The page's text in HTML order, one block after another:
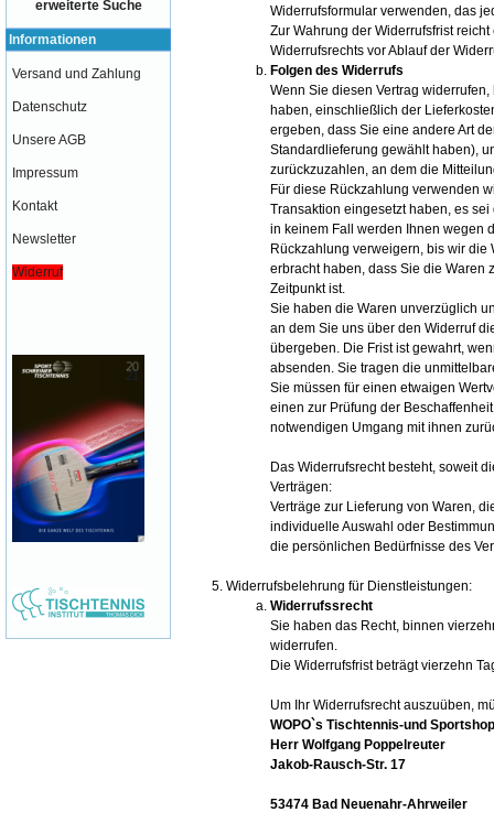
Widerrufsformular verwenden, das
Zur Wahrung der Widerrufsfrist
Widerrufsrechts vor Ablauf der
Folgen des Widerrufs
Wenn Sie diesen Vertrag
haben, einschließlich der
ergeben, dass Sie eine andere Art
Standardlieferung gewählt haben),
zurückzuzahlen, an dem die
Für diese Rückzahlung verwenden
Transaktion eingesetzt haben, es
in keinem Fall werden Ihnen wegen
Rückzahlung verweigern, bis wir
erbracht haben, dass Sie die Waren
Zeitpunkt ist.
Sie haben die Waren unverzüglich
an dem Sie uns über den Widerruf
übergeben. Die Frist ist gewahrt,
absenden. Sie tragen die
Sie müssen für einen etwaigen
einen zur Prüfung der
notwendigen Umgang mit ihnen
Das Widerrufsrecht besteht, soweit
Verträgen:
Verträge zur Lieferung von Waren,
individuelle Auswahl oder
die persönlichen Bedürfnisse des
Widerrufsbelehrung für Dienstleistungen:
Widerrufssrecht
Sie haben das Recht, binnen
widerrufen.
Die Widerrufsfrist beträgt vierzehn
Um Ihr Widerrufsrecht auszuüben,
WOPO`s Tischtennis-und Sportshop
Herr Wolfgang Poppelreuter
Jakob-Rausch-Str. 17
53474 Bad Neuenahr-Ahrweiler
erweiterte Suche
Informationen
Versand und Zahlung
Datenschutz
Unsere AGB
Impressum
Kontakt
Newsletter
Widerruf